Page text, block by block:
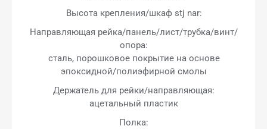
Высота крепления/шкаф stj nar:
Направляющая рейка/панель/лист/трубка/винт/
опора:
сталь, порошковое покрытие на основе
эпоксидной/полиэфирной смолы
Держатель для рейки/направляющая:
ацетальный пластик
Полка: